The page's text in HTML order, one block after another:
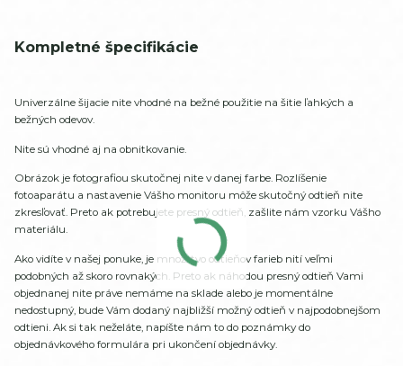
Kompletné špecifikácie
Univerzálne šijacie nite vhodné na bežné použitie na šitie ľahkých a
bežných odevov.
Nite sú vhodné aj na obnitkovanie.
Obrázok je fotografiou skutočnej nite v danej farbe. Rozlíšenie
fotoaparátu a nastavenie Vášho monitoru môže skutočný odtieň nite
zkresľovať. Preto ak potrebujete presný odtieň, zašlite nám vzorku Vášho
materiálu.
Ako vidíte v našej ponuke, je množstvo odtieňov farieb nití veľmi
podobných až skoro rovnakých. Preto ak náhodou presný odtieň Vami
objednanej nite práve nemáme na sklade alebo je momentálne
nedostupný, bude Vám dodaný najbližší možný odtieň v najpodobnejšom
odtieni. Ak si tak neželáte, napíšte nám to do poznámky do
objednávkového formulára pri ukončení objednávky.